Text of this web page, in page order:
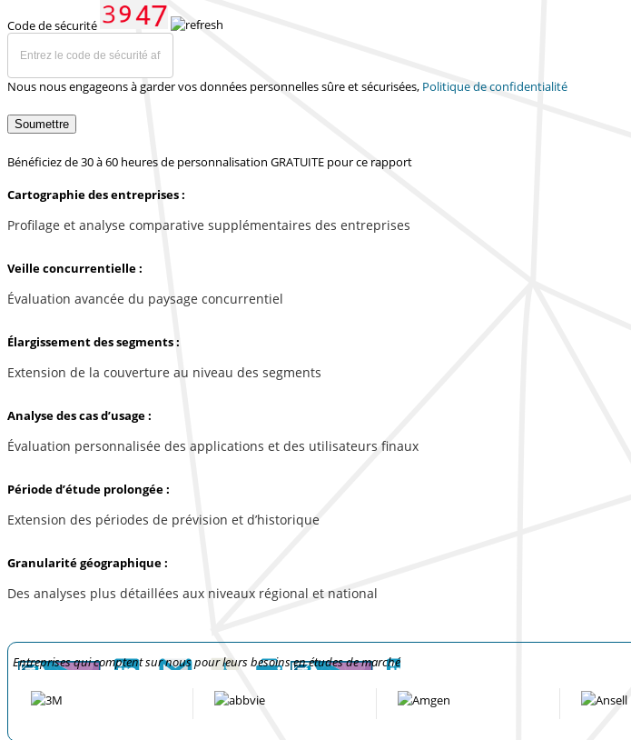
Code de sécurité
Nous nous engageons à garder vos données personnelles sûre et sécurisées, Politique de confidentialité
Soumettre
Bénéficiez de 30 à 60 heures de personnalisation GRATUITE pour ce rapport
Cartographie des entreprises :
Profilage et analyse comparative supplémentaires des entreprises
Veille concurrentielle :
Évaluation avancée du paysage concurrentiel
Élargissement des segments :
Extension de la couverture au niveau des segments
Analyse des cas d’usage :
Évaluation personnalisée des applications et des utilisateurs finaux
Période d’étude prolongée :
Extension des périodes de prévision et d’historique
Granularité géographique :
Des analyses plus détaillées aux niveaux régional et national
Entreprises qui comptent sur nous pour leurs besoins en études de marché